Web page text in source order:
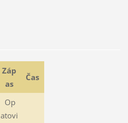
Záp
as
Čas
Op
atovi